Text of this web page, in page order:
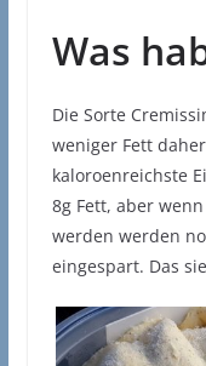
Was
Die Sorte
weniger Fett
kaloroenreichste
8g Fett, aber
werden werden
eingespart. Das